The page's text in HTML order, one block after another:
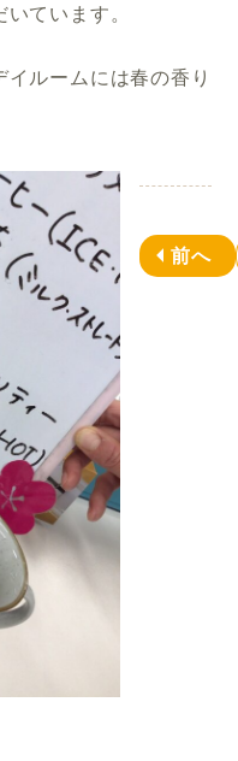
ています。
ルームには春の香り
前へ